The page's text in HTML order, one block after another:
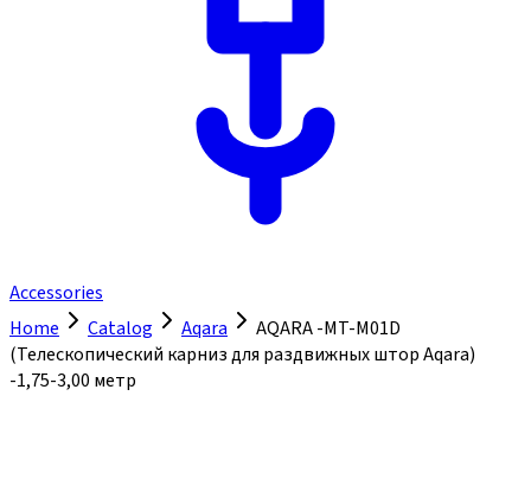
Accessories
Home
Catalog Aqara
AQARA -MT-M01D
(Телескопический карниз для раздвижных штор Aqara)
-1,75-3,00 метр